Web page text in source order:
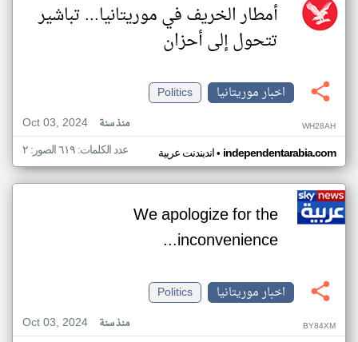
أمطار الخريف في موريتانيا... تباشير
تتحول إلى أحزان
اخبار موريتانيا
Politics
Oct 03, 2024
منذ سنة WH28AH
اندبندنت عربية• independentarabia.com عدد الكلمات: ٦١٩ الصور: ٢
We apologize for the
inconvenience...
اخبار موريتانيا
Politics
Oct 03, 2024
منذ سنة BY84XM